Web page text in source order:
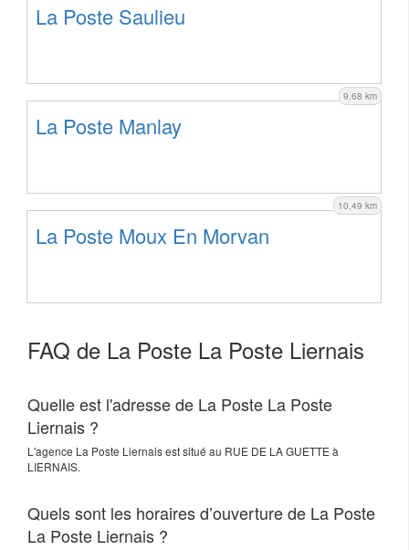
La Poste Saulieu
9,68 km
La Poste Manlay
10,49 km
La Poste Moux En Morvan
FAQ de La Poste La Poste Liernais
Quelle est l'adresse de La Poste La Poste
Liernais ?
L'agence La Poste Liernaisest situé au RUE DE LA GUETTE à
LIERNAIS.
Quels sont les horaires d’ouverture de La Poste
La Poste Liernais ?